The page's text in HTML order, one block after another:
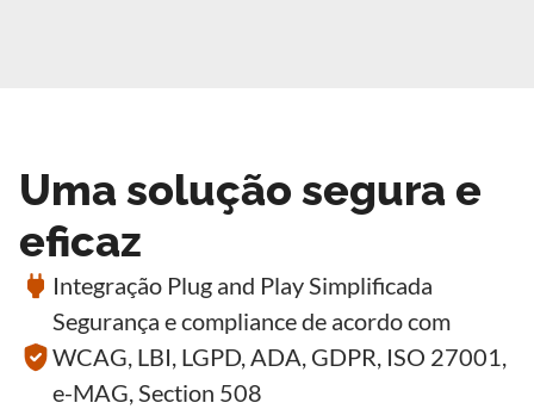
Uma solução segura e
eficaz
Integração Plug and Play Simplificada
Segurança e compliance de acordo com
WCAG, LBI, LGPD, ADA, GDPR, ISO 27001,
e-MAG, Section 508